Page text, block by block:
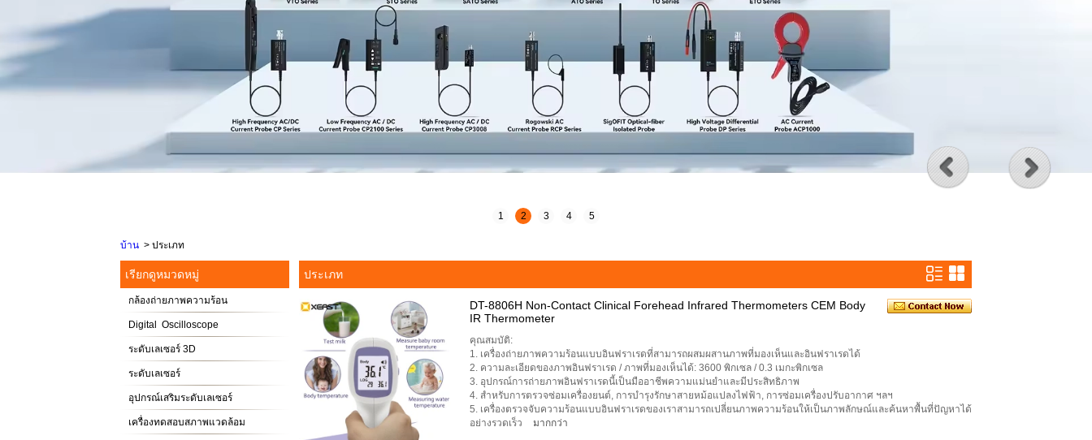
1 2 3 4 5
บ้าน > ประเภท
เรียกดูหมวดหมู่
กล้องถ่ายภาพความร้อน
Digital Oscilloscope
ระดับเลเซอร์ 3D
ระดับเลเซอร์
อุปกรณ์เสริมระดับเลเซอร์
เครื่องทดสอบสภาพแวดล้อม
ประเภท
DT-8806H Non-Contact Clinical Forehead Infrared Thermometers CEM Body
IR Thermometer
คุณสมบัติ:
1. เครื่องถ่ายภาพความร้อนแบบอินฟราเรดที่สามารถผสมผสานภาพที่มองเห็นและอินฟราเรดได้
2. ความละเอียดของภาพอินฟราเรด / ภาพที่มองเห็นได้: 3600 พิกเซล / 0.3 เมกะพิกเซล
3. อุปกรณ์การถ่ายภาพอินฟราเรดนี้เป็นมืออาชีพความแม่นยำและมีประสิทธิภาพ
4. สำหรับการตรวจซ่อมเครื่องยนต์, การบำรุงรักษาสายหม้อแปลงไฟฟ้า, การซ่อมเครื่องปรับอากาศ ฯลฯ
5. เครื่องตรวจจับความร้อนแบบอินฟราเรดของเราสามารถเปลี่ยนภาพความร้อนให้เป็นภาพลักษณ์และค้นหาพื้นที่ปัญหาได้
อย่างรวดเร็ว
มากกว่า